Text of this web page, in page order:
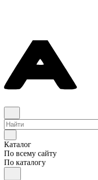
Каталог
По всему сайту
По каталогу